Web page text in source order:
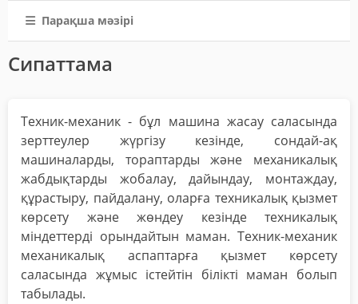
Парақша мәзірі
Сипаттама
Техник-механик - бұл машина жасау саласында
зерттеулер жүргізу кезінде, сондай-ақ
машиналарды, тораптарды және механикалық
жабдықтарды жобалау, дайындау, монтаждау,
құрастыру, пайдалану, оларға техникалық қызмет
көрсету және жөндеу кезінде техникалық
міндеттерді орындайтын маман. Техник-механик
механикалық аспаптарға қызмет көрсету
саласында жұмыс істейтін білікті маман болып
табылады.